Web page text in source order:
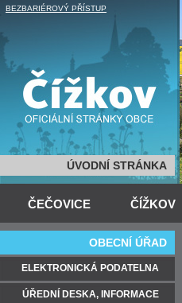
BEZBARIÉROVÝ PŘÍSTUP
ÚVODNÍ STRÁNKA
ČEČOVICE ČÍŽKOV
OBECNÍ ÚŘAD
ELEKTRONICKÁ PODATELNA
ÚŘEDNÍ DESKA, INFORMACE